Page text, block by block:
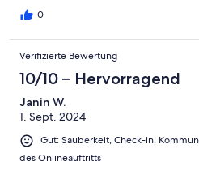
0
Verifizierte Bewertung
10/10 – Hervorragend
Janin W.
1. Sept. 2024
Gut: Sauberkeit, Check-in,
des Onlineauftritts